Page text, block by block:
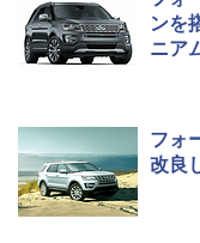
ンを
ニア
フォ
改良